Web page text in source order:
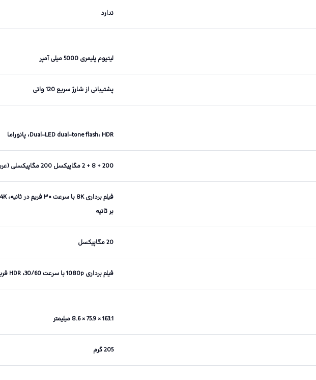
ندارد
لیتیوم پلیمری 5000 میلی آمپر
پشتیبانی از شارژ سریع 120 واتی
Dual-LED dual-tone flash، HDR، پانوراما
200 + 8 + 2 مگاپیکسل 200 مگاپیکسلی (عریض)، 8 مگاپیکسلی (فوق عریض)، 2 مگاپیکسلی (ماکرو)
بر ثانیه
20 مگاپیکسل
فیلم برداری 1080p با سرعت 30/60، HDR فریم در ثانیه
163.1 × 75.9 × 8.6 میلیمتر
205 گرم